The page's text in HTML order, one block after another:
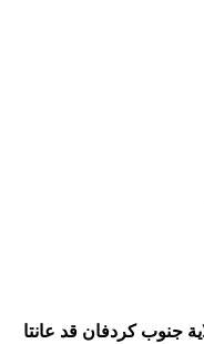
جنوب كردفان قد عانتا